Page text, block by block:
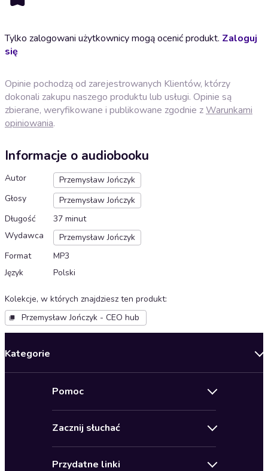
Tylko zalogowani użytkownicy mogą ocenić produkt. Zaloguj
się
Opinie pochodzą od zarejestrowanych Klientów, którzy
dokonali zakupu naszego produktu lub usługi. Opinie są
zbierane, weryfikowane i publikowane zgodnie zWarunkami
opiniowania.
Informacje o audiobooku
Autor
Przemysław Jończyk
Głosy
Przemysław Jończyk
Długość
37 minut
Wydawca
Przemysław Jończyk
Format
MP3
Język
Polski
Kolekcje, w których znajdziesz ten produkt:
Przemysław Jończyk - CEO hub
Kategorie
Pomoc
Pomoc
Zacznij słuchać
Przydatne linki